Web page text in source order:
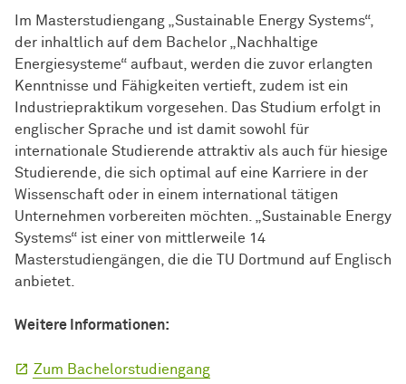
Im Masterstudiengang „Sustainable Energy Systems“,
der inhaltlich auf dem Bachelor „Nachhaltige
Energiesysteme“ aufbaut, werden die zuvor erlangten
Kenntnisse und Fähigkeiten vertieft, zudem ist ein
Industriepraktikum vorgesehen. Das Studium erfolgt in
englischer Sprache und ist damit sowohl für
internationale Studierende attraktiv als auch für hiesige
Studierende, die sich optimal auf eine Karriere in der
Wissenschaft oder in einem international tätigen
Unternehmen vorbereiten möchten. „Sustainable Energy
Systems“ ist einer von mittlerweile 14
Masterstudiengängen, die die TU Dortmund auf Englisch
anbietet.
Weitere Informationen:
Zum Bachelorstudiengang